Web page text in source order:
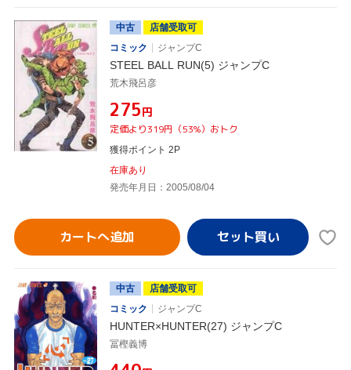
中古
店舗受取可
コミック
ジャンプC
STEEL BALL RUN(5) ジャンプC
荒木飛呂彦
¥275円
定価より319円（53%）おトク
獲得ポイント 2P
在庫あり
発売年月日：2005/08/04
カートへ追加
中古
店舗受取可
コミック
ジャンプC
HUNTER×HUNTER(27) ジャンプC
冨樫義博